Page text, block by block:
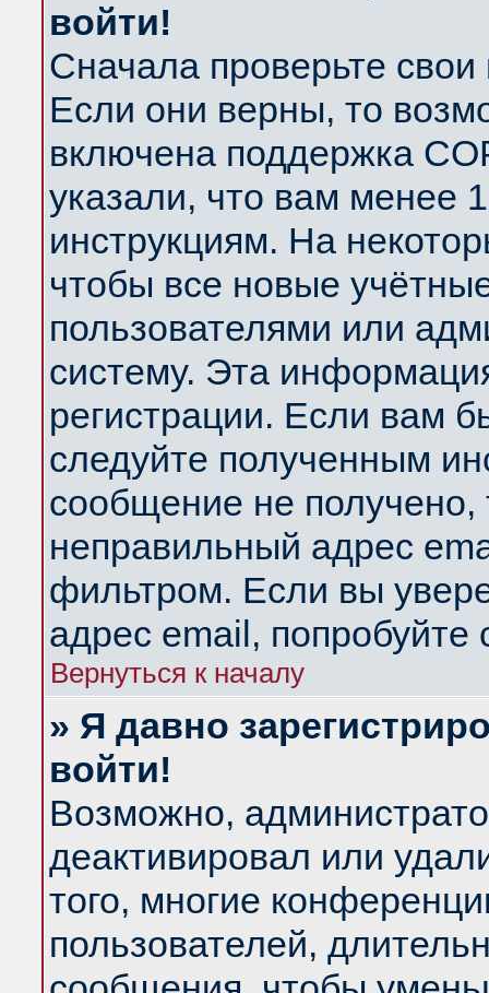
войти!
Сначала проверьте
Если они верны, то
включена поддержка
указали, что вам менее
инструкциям. На
чтобы все новые
пользователями или
систему. Эта
регистрации. Если вам
следуйте полученным
сообщение не получено,
неправильный адрес
фильтром. Если вы
адрес email, попробуйте
Вернуться к началу
» Я давно
войти!
Возможно,
деактивировал или
того, многие
пользователей,